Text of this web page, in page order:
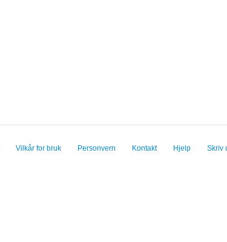
Vilkår for bruk Personvern Kontakt Hjelp Skriv